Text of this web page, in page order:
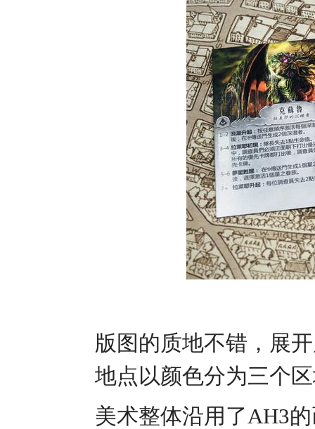
版图的质地不错，展
地点以颜色分为三个
美术整体沿用了AH3